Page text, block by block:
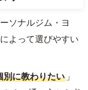
ソナルジム・ヨ
よって選びやすい
別に教わりたい 」